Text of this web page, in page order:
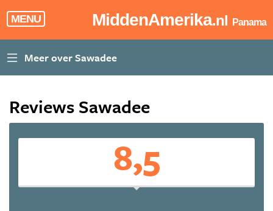
MENU MiddenAmerika.nl Panama
Reviews Sawadee
8,5